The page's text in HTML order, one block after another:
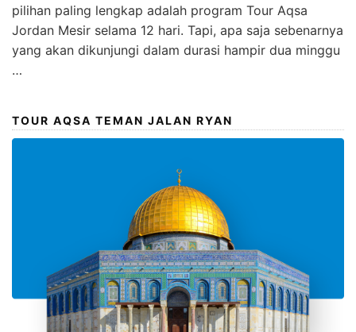
pilihan paling lengkap adalah program Tour Aqsa
Jordan Mesir selama 12 hari. Tapi, apa saja sebenarnya
yang akan dikunjungi dalam durasi hampir dua minggu
…
TOUR AQSA TEMAN JALAN RYAN